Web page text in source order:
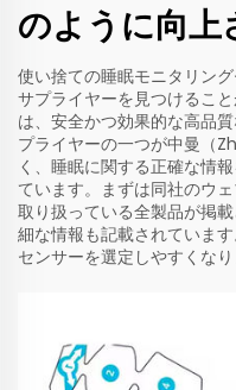
のように向上
使い捨ての睡眠モニタリン
サプライヤーを見つけるこ
は、安全かつ効果的な高品
プライヤーの一つが中曼（
く、睡眠に関する正確な情
ています。まずは同社のウ
取り扱っている全製品が掲
細な情報も記載されていま
センサーを選定しやすくなり